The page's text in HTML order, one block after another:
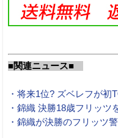
■関連ニュース■
・将来1位? ズベレフが初
・錦織 決勝18歳フリッツ
・錦織が決勝のフリッツ